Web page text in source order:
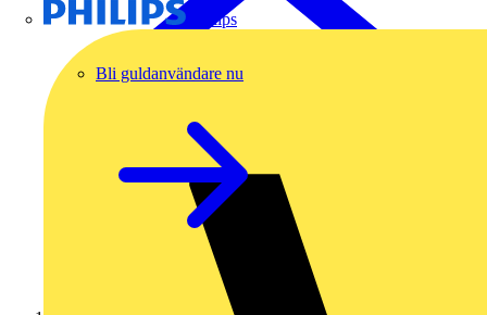
Philips
Bli guldanvändare nu